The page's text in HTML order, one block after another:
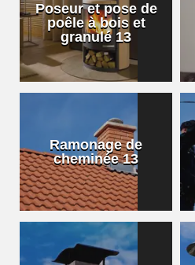
Poseur et pose de
poêle à bois et
granulé 13
Ramonage de
cheminée 13